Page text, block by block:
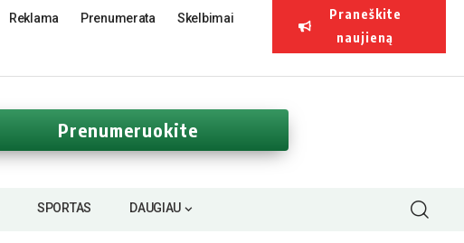
Reklama Prenumerata Skelbimai
Praneškite
naujieną
Prenumeruokite
SPORTAS DAUGIAU